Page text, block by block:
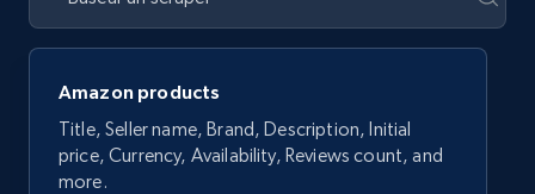
Amazon products
Title, Seller name, Brand, Description, Initial
price, Currency, Availability, Reviews count, and
more.